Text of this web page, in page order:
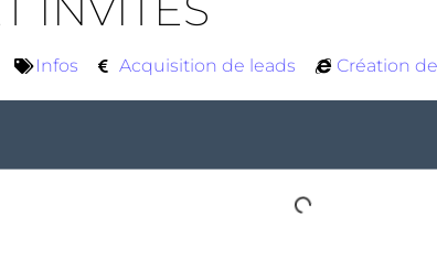
Infos Acquisition de leads Création